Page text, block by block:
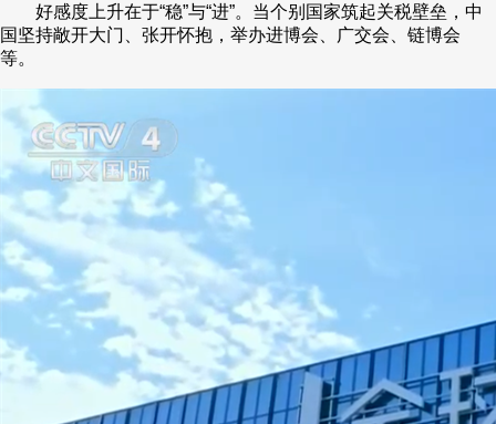
好感度上升在于“稳”与“进”。当个别国家筑起关税壁垒，中
国坚持敞开大门、张开怀抱，举办进博会、广交会、链博会
等。